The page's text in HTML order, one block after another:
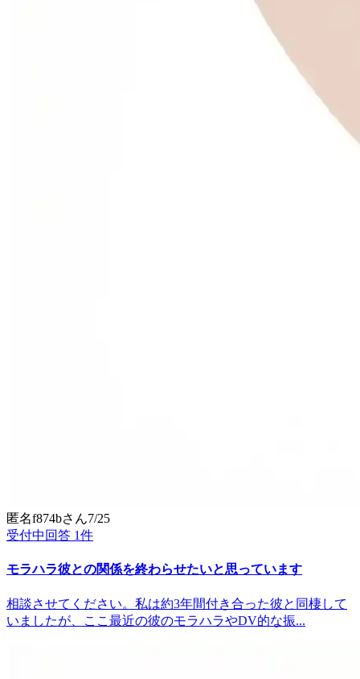
匿名f874bさん7/25
受付中 回答 1件
モラハラ彼との関係を終わらせたいと思っています
相談させてください。私は約3年間付き合った彼と同棲して
いましたが、ここ最近の彼のモラハラやDV的な振...